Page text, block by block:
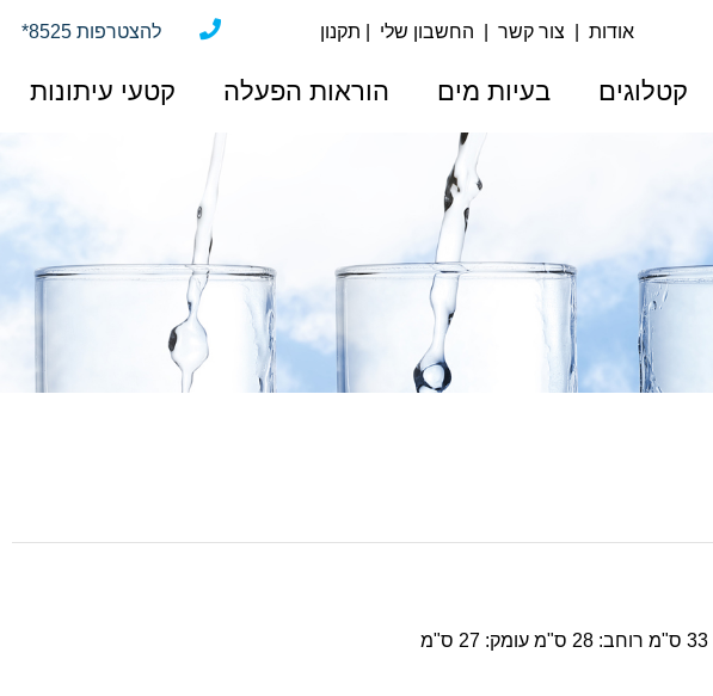
אודות| צור קשר החשבון שלי תקנון *להצטרפות 8525
קטלוגים בעיות מים הוראות הפעלה קטעי עיתונות